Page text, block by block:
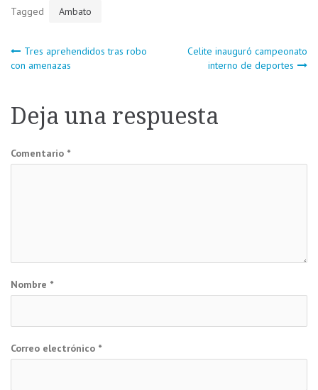
Tagged Ambato
Navegación
entradas
Tres aprehendidos tras robo
con amenazas
Celite inauguró campeonato
interno de deportes
Deja una respuesta
Comentario *
Nombre *
Correo electrónico *